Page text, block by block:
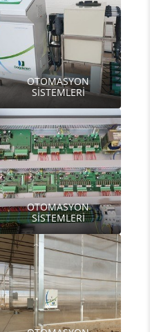
OTOMASYON
SİSTEMLERİ
OTOMASYON
SİSTEMLERİ